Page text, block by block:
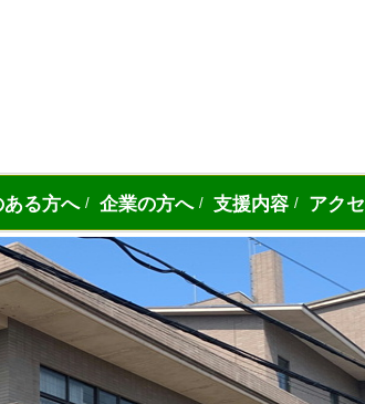
ある方へ 企業の方へ 支援内容 アク